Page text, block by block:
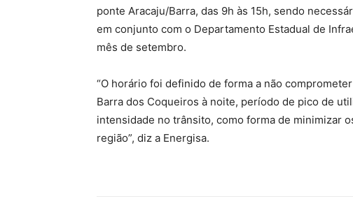
ponte Aracaju/Barra, das 9h às 15h, sendo
em conjunto com o Departamento Estadual de
mês de setembro.
“O horário foi definido de forma a não
Barra dos Coqueiros à noite, período de pico de
intensidade no trânsito, como forma de minimizar
região”, diz a Energisa.